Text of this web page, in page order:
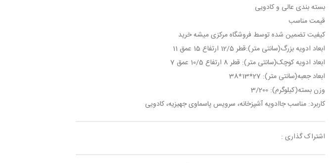
بسته بندی عالی و کادویی
قیمت مناسب
کیفیت تضمین شده توسط فروشگاه مرکزی میشه خرید
ابعاد ادویه بزرگ(سانتی متر):قطر 12/5 ارتفاع 15 عمق 11
ابعاد ادویه کوچک(سانتی متر): قطر 8 ارتفاع 10/5 عمق 7
ابعاد جعبه(سانتی متر): 27*13*38
وزن بسته(کیلوگرم): 3/200
کاربرد: مناسب جاادویه آشپزخانه، سرویس پاسماوی جهیزیه، کادویی
اشتراک گذاری :